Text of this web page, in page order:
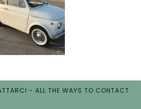
- ALL THE WAYS TO CONTACT